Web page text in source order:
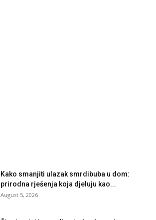
Kako smanjiti ulazak smrdibuba u dom:
prirodna rješenja koja djeluju kao...
August 5, 2026